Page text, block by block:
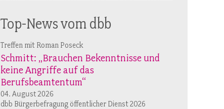
Top-News vom dbb
Treffen mit Roman Poseck
Schmitt: „Brauchen Bekenntnisse und
keine Angriffe auf das
Berufsbeamtentum“
04. August 2026
dbb Bürgerbefragung öffentlicher Dienst 2026